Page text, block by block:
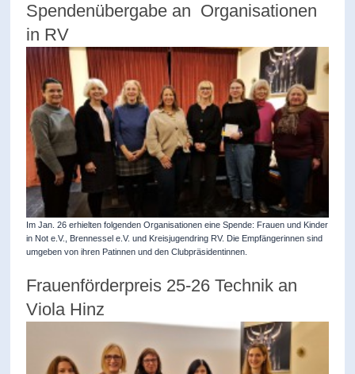
Spendenübergabe an Organisationen
in RV
Im Jan. 26 erhielten folgenden Organisationen eine Spende: Frauen und Kinder
in Not e.V., Brennessel e.V. und Kreisjugendring RV. Die Empfängerinnen sind
umgeben von ihren Patinnen und den Clubpräsidentinnen.
Frauenförderpreis 25-26 Technik an
Viola Hinz